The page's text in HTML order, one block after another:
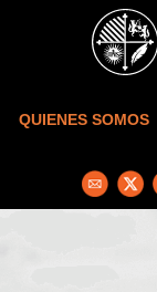
Skip to main content
QUIENES SOMOS